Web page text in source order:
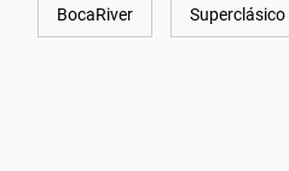
BocaRiver Superclásico